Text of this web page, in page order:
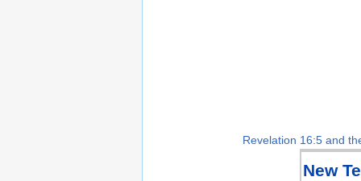
Revelation 16:5 and
New